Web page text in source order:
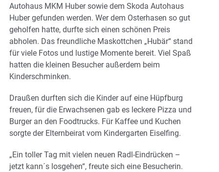
Autohaus MKM Huber sowie dem Skoda Autohaus
Huber gefunden werden. Wer dem Osterhasen so gut
geholfen hatte, durfte sich einen schönen Preis
abholen. Das freundliche Maskottchen „Hubär“ stand
für viele Fotos und lustige Momente bereit. Viel Spaß
hatten die kleinen Besucher außerdem beim
Kinderschminken.
Draußen durften sich die Kinder auf eine Hüpfburg
freuen, für die Erwachsenen gab es leckere Pizza und
Burger an den Foodtrucks. Für Kaffee und Kuchen
sorgte der Elternbeirat vom Kindergarten Eiselfing.
„Ein toller Tag mit vielen neuen Radl-Eindrücken –
jetzt kann´s losgehen“, freute sich eine Besucherin.